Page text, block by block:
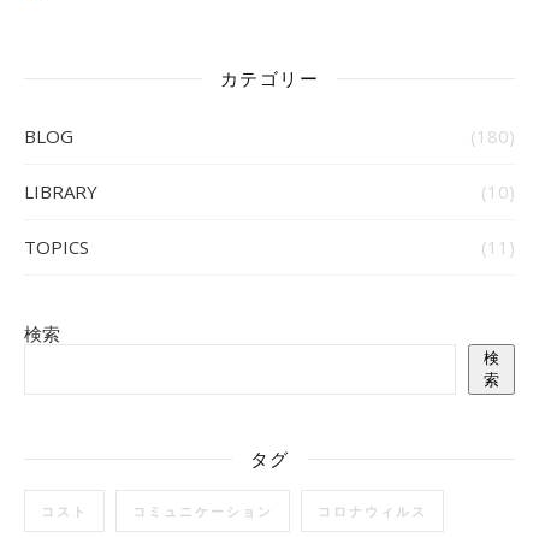
カテゴリー
BLOG (180)
LIBRARY (10)
TOPICS (11)
検索
検
索
タグ
コスト コミュニケーション コロナウィルス